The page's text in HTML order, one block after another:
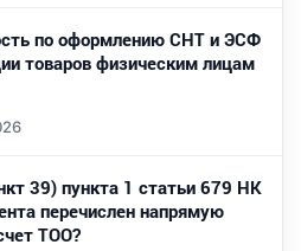
по оформлению СНТ и ЭСФ
товаров физическим лицам
39) пункта 1 статьи 679 НК
перечислен напрямую
ТОО?